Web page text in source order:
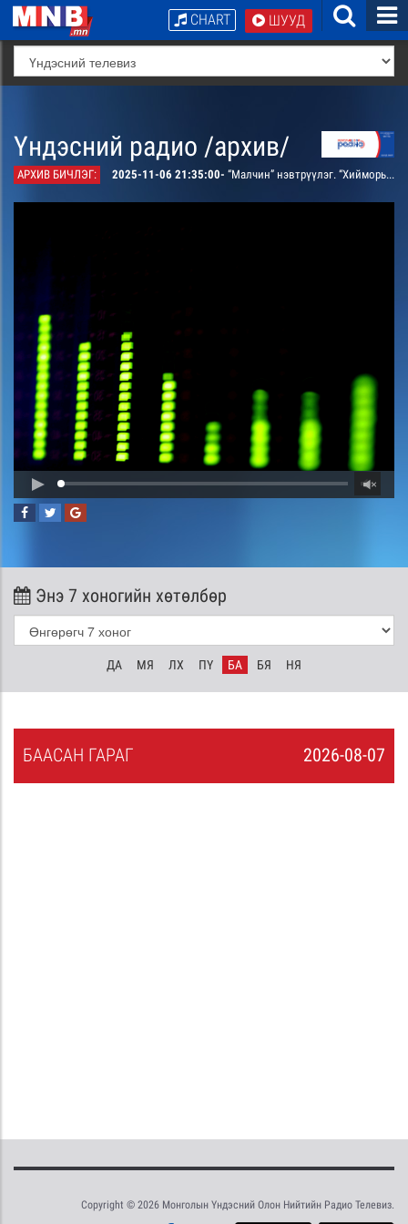
ШУУД
CHART
Үндэсний радио /архив/
АРХИВ БИЧЛЭГ: 2025-11-06 21:35:00- “Малчин” нэвтрүүлэг. “Хийморьт сүргийн эзэн” - Архангай аймгийн Батцэнгэл сумын малчин Мөнхбаярын хотноос бэлтгэсэн дугаар. /давтана/
Энэ 7 хоногийн хөтөлбөр
ДА МЯ ЛХ ПҮ БА БЯ НЯ
2026-08-07
БААСАН ГАРАГ
Copyright © 2026 Монголын Үндэсний Олон Нийтийн Радио Телевиз.